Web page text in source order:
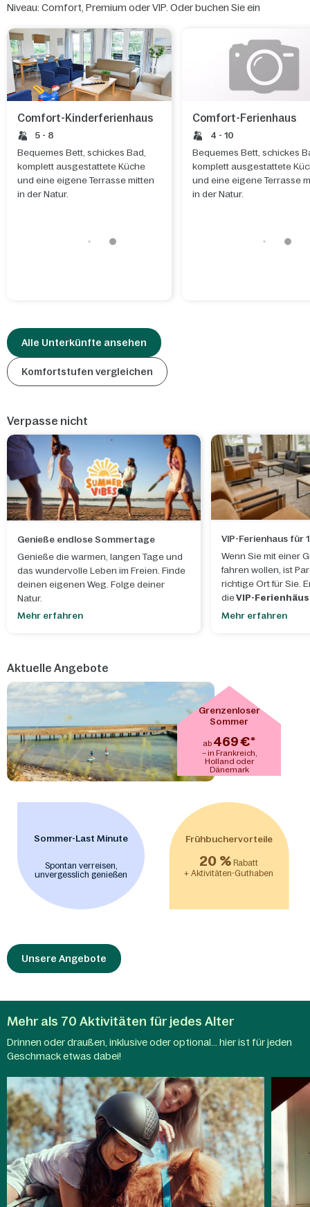
Niveau: Comfort, Premium oder VIP. Oder buchen Sie ein
Comfort-Kinderferienhaus
5 - 8
Bequemes Bett, schickes Bad,
komplett ausgestattete Küche
und eine eigene Terrasse mitten
in der Natur.
Comfort-Ferienhaus
4 - 10
Bequemes Bett, schickes
komplett ausgestattete
und eine eigene Terrasse
in der Natur.
Alle Unterkünfte ansehen
Komfortstufen vergleichen
Verpasse nicht
Genieße endlose Sommertage
Genieße die warmen, langen Tage und
das wundervolle Leben im Freien. Finde
deinen eigenen Weg. Folge deiner
Natur.
Mehr erfahren
VIP-Ferienhaus für
Wenn Sie mit einer
fahren wollen, ist
richtige Ort für Sie.
dieVIP-
Personen. Luxus,
Mehr erfahren
Aktuelle Angebote
Grenzenloser
Sommer
ab 469 €*
– in Frankreich,
Holland oder
Dänemark
Sommer-Last Minute
Spontan verreisen,
unvergesslich genießen
Frühbuchervorteile
20 % Rabatt
+ Aktivitäten-Guthaben
Unsere Angebote
Mehr als 70 Aktivitäten für jedes Alter
Drinnen oder draußen, inklusive oder optional... hier ist für jeden
Geschmack etwas dabei!